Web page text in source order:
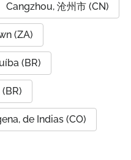
Cangzhou, 沧州市 (CN)
(ZA)
(BR)
de Indias (CO)